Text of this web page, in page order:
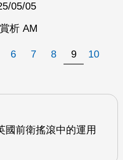
05/05
析 AM
6 7 8 9
10
國前衛搖滾中的運用